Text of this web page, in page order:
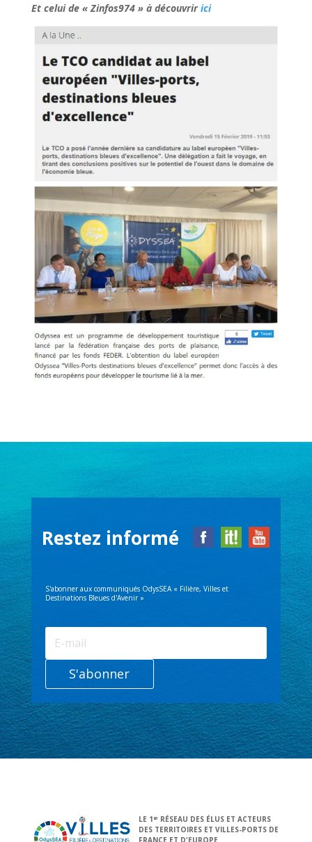
Et celui de « Zinfos974 » à découvririci
Restez informé
S'abonner aux communiqués OdysSEA « Filière, Villes et
Destinations Bleues d'Avenir »
S'abonner
LE 1 ER
RÉSEAU DES ÉLUS ET ACTEURS
DES TERRITOIRES ET VILLES-PORTS DE
FRANCE ET D'EUROPE